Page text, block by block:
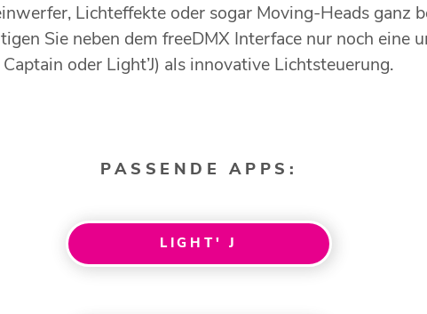
Lichteffekte oder sogar Moving-Heads ganz
Sie neben dem freeDMX Interface nur noch eine
Captain oder Light’J) als innovative Lichtsteuerung.
PASSENDE APPS:
LIGHT' J